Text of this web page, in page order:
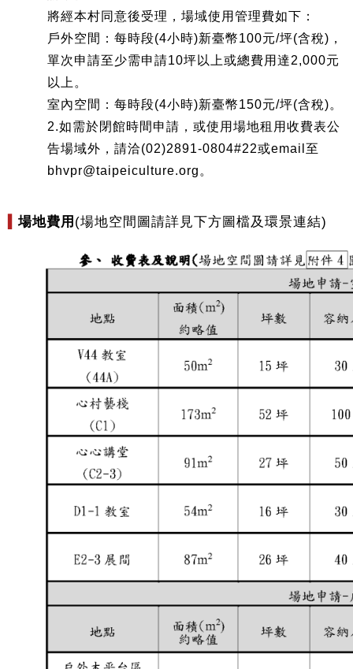
將經本村同意後受理，場域使用管理費如下：
戶外空間：每時段(4小時)新臺幣100元/坪(含稅)，
單次申請至少需申請10坪以上或總費用達2,000元
以上。
室內空間：每時段(4小時)新臺幣150元/坪(含稅)。
2.如需於閉館時間申請，或使用場地租用收費表公
告場域外，請洽(02)2891-0804#22或email至
bhvpr@taipeiculture.org。
▍場地費用 (場地空間圖請詳見下方圖檔及環景連結)